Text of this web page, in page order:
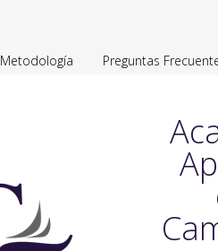
Metodología Preguntas